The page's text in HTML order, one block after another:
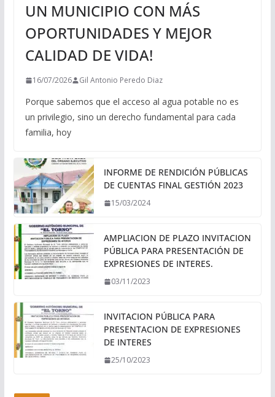
UN MUNICIPIO CON MÁS
OPORTUNIDADES Y MEJOR
CALIDAD DE VIDA!
16/07/2026 Gil Antonio Peredo Diaz
Porque sabemos que el acceso al agua potable no es
un privilegio, sino un derecho fundamental para cada
familia, hoy
INFORME DE RENDICIÓN PÚBLICAS
DE CUENTAS FINAL GESTIÓN 2023
15/03/2024
AMPLIACION DE PLAZO INVITACION
PÚBLICA PARA PRESENTACIÓN DE
EXPRESIONES DE INTERES.
03/11/2023
INVITACION PÚBLICA PARA
PRESENTACION DE EXPRESIONES
DE INTERES
25/10/2023